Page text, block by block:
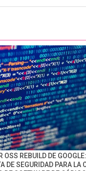
OSS REBUILD DE
DE SEGURIDAD PARA LA